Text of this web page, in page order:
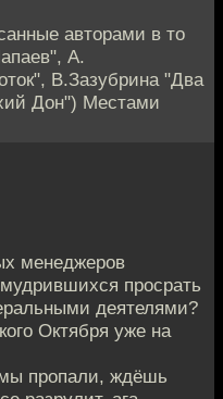
авторами в то
А.
В.Зазубрина "Два
Дон") Местами
менеджеров
просрать
деятелями?
Октября уже на
пропали, ждёшь